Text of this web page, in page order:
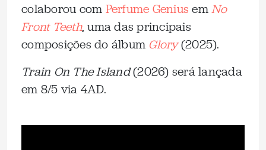
colaborou com Perfume Genius emNo
Front Teeth, uma das principais
composições do álbum Glory(2025).
Train On The Island(2026) será lançada
em 8/5 via 4AD.